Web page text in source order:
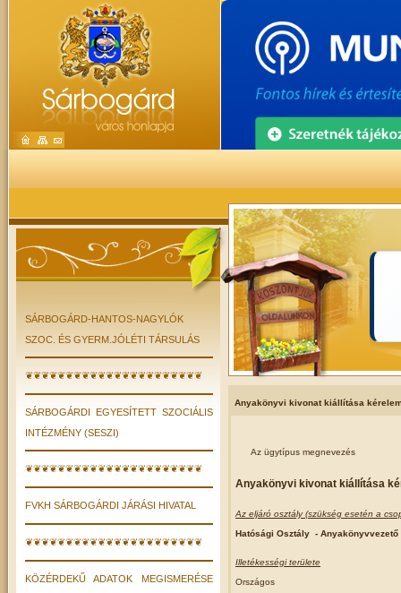
SÁRBOGÁRD-HANTOS-NAGYLÓK
SZOC. ÉS GYERM.JÓLÉTI TÁRSULÁS
❦❦❦❦❦❦❦❦❦❦❦❦❦❦❦❦❦❦❦❦❦❦
SÁRBOGÁRDI EGYESÍTETT SZOCIÁLIS
INTÉZMÉNY (SESZI)
❦❦❦❦❦❦❦❦❦❦❦❦❦❦❦❦❦❦❦❦❦❦
FVKH SÁRBOGÁRDI JÁRÁSI HIVATAL
❦❦❦❦❦❦❦❦❦❦❦❦❦❦❦❦❦❦❦❦❦❦
KÖZÉRDEKŰ ADATOK MEGISMERÉSE
Anyakönyvi kivonat kiállítása
Az ügytípus megnevezés
Anyakönyvi kivonat kiállítása
Az eljáró osztály (szükség esetén a
Hatósági Osztály - Anyakönyvvezető
Illetékességi területe
Országos